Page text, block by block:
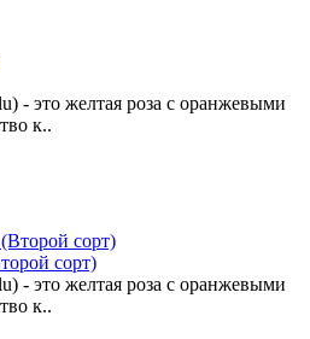
- это желтая роза с оранжевыми
к..
сорт)
- это желтая роза с оранжевыми
к..